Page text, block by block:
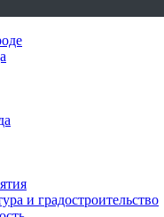
и градостроительство